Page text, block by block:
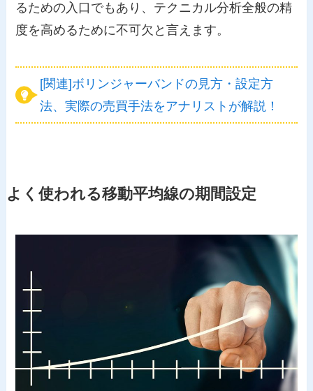
るための入口でもあり、テクニカル分析全般の精
度を高めるために不可欠と言えます。
[関連]ボリンジャーバンドの見方・設定方
法、実際の売買手法をアナリストが解説！
よく使われる移動平均線の期間設定